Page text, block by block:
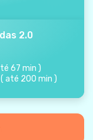
2.0
67 min )
( até 200 min )